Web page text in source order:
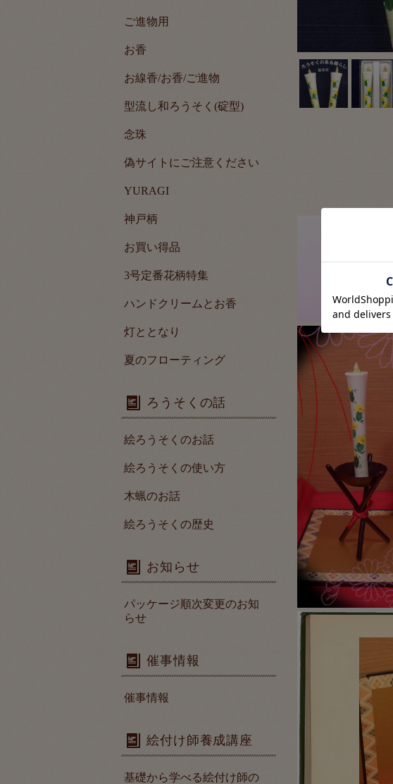
ご進物用
お香
お線香/お香/ご進物
型流し和ろうそく(碇型)
念珠
偽サイトにご注意ください
YURAGI
神戸柄
お買い得品
3号定番花柄特集
ハンドクリームとお香
灯ととなり
夏のフローティング
ろうそくの話
絵ろうそくのお話
絵ろうそくの使い方
木蝋のお話
絵ろうそくの歴史
お知らせ
パッケージ順次変更のお知
らせ
催事情報
催事情報
絵付け師養成講座
基礎から学べる絵付け師の